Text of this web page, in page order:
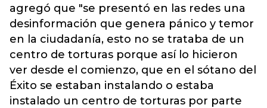
agregó que "se presentó en las redes una
desinformación que genera pánico y temor
en la ciudadanía, esto no se trataba de un
centro de torturas porque así lo hicieron
ver desde el comienzo, que en el sótano del
Éxito se estaban instalando o estaba
instalado un centro de torturas por parte